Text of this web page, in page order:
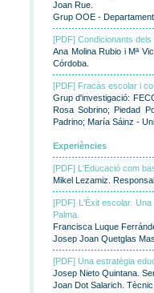
Joan Rue.
Grup OOE -
[PDF] Condicionants
Ana Molina Rubio i Mª
Córdoba.
[PDF] Fracàs escolar i
Grup d'investigació:
Rosa Sobrino; Piedad
Padrino; María Sáinz -
Experiències
[PDF] L'Educació com
Mikel Lezamiz.
[PDF] L'Èxit escolar.
Palma.
Francisca Luque
Josep Joan Quetglas
[PDF] Una estratègia
Josep Nieto Quintana.
Joan Dot Salarich.